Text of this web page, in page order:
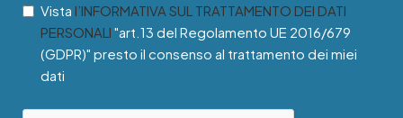
Vista l’INFORMATIVA SUL TRATTAMENTO DEI DATI
PERSONALI "art.13 del Regolamento UE 2016/679
(GDPR)" presto il consenso al trattamento dei miei
dati